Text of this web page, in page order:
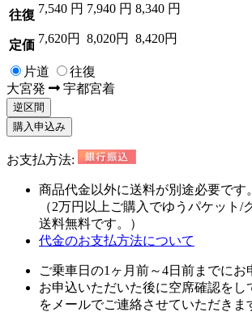
往復
定価
7,540 円
7,620円
7,940 円
8,020円
8,340 円
8,420円
片道
往復
大宮発 宇都宮着
逆区間
購入申込み
お支払方法:
商品代金以外に送料が別途必要です。
（2万円以上ご購入でゆうパケット/
送料無料です。）
代金のお支払方法について
ご乗車日の1ヶ月前～4日前までにお
お申込いただいた後に空席確認をし
をメールでご連絡させていただきま